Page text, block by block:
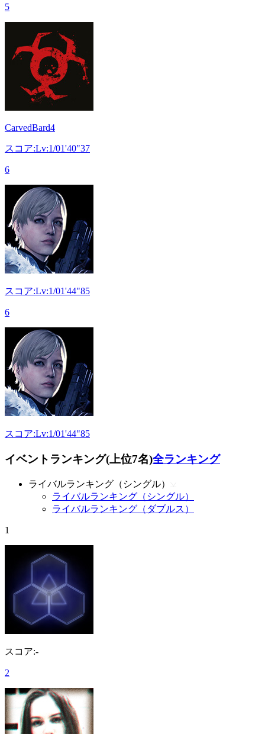
5
CarvedBard4
スコア:Lv:1/01'40"37
6
スコア:Lv:1/01'44"85
6
スコア:Lv:1/01'44"85
イベントランキング(上位7名)全ランキング
ライバルランキング（シングル）
ライバルランキング（シングル）
ライバルランキング（ダブルス）
1
スコア:-
2